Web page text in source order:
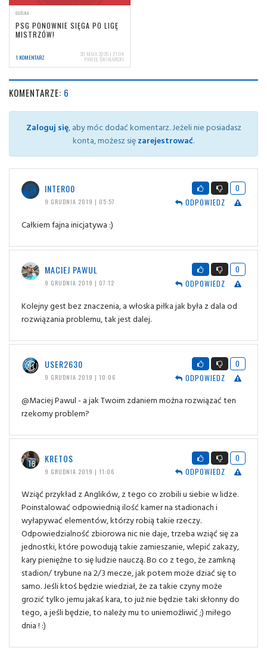
OGÓLNA
PSG PONOWNIE SIĘGA PO LIGĘ
MISTRZÓW!
1 KOMENTARZ 30 MAJA 2026 | 21:04
PAWEŁ ŚWINARSKI
KOMENTARZE: 6
Zaloguj się, aby móc dodać komentarz. Jeżeli nie posiadasz
konta, możesz sięzarejestrować.
INTER00
9 GRUDNIA 2019 | 05:57
0
ODPOWIEDZ
Całkiem fajna inicjatywa :)
MACIEJ PAWUL
9 GRUDNIA 2019 | 07:12
0
ODPOWIEDZ
Kolejny gest bez znaczenia, a włoska piłka jak była z dala od
rozwiązania problemu, tak jest dalej.
USER2630
9 GRUDNIA 2019 | 10:06
0
ODPOWIEDZ
@Maciej Pawul - a jak Twoim zdaniem można rozwiązać ten
rzekomy problem?
KRETOS
9 GRUDNIA 2019 | 11:06
0
ODPOWIEDZ
Wziąć przykład z Anglików, z tego co zrobili u siebie w lidze.
Poinstalować odpowiednią ilość kamer na stadionach i
wyłapywać elementów, którzy robią takie rzeczy.
Odpowiedzialność zbiorowa nic nie daje, trzeba wziąć się za
jednostki, które powodują takie zamieszanie, wlepić zakazy,
kary pieniężne to się ludzie nauczą. Bo co z tego, że zamkną
stadion/ trybune na 2/3 mecze, jak potem może dziać się to
samo. Jeśli ktoś będzie wiedział, że za takie czyny może
grozić tylko jemu jakaś kara, to już nie będzie taki skłonny do
tego, a jeśli będzie, to należy mu to uniemożliwić ;) miłego
dnia ! :)